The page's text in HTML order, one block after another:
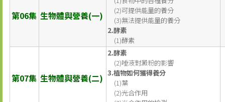
第06集 生物體與營養(一)
(2)可提供能量的養分
(3)無法提供能量的養分
2.酵素
(1)酵素
第07集 生物體與營養(二)
2.酵素
(2)唾液對澱粉的影響
3.植物如何獲得養分
(1)葉
(2)光合作用